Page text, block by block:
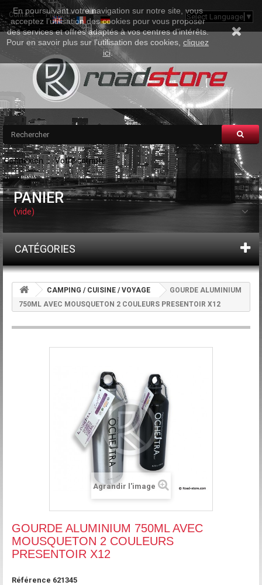
Contact Plan Du Site Select Language ▼
Connexion Votre compte
PANIER
(vide)
CATÉGORIES
CAMPING / CUISINE / VOYAGE
GOURDE ALUMINIUM
750ML AVEC MOUSQUETON 2 COULEURS PRESENTOIR X12
Agrandir l'image
GOURDE ALUMINIUM 750ML AVEC
MOUSQUETON 2 COULEURS
PRESENTOIR X12
Référence 621345
En poursuivant votre navigation sur notre site, vous
acceptez l’utilisation des cookies pour vous proposer
des services et offres adaptés à vos centres d’intérêts.
Pour en savoir plus sur l'utilisation des cookies, cliquez
ici.